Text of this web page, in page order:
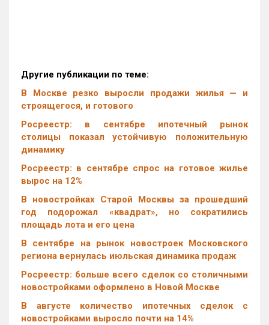
Другие публикации по теме:
В Москве резко выросли продажи жилья — и
строящегося, и готового
Росреестр: в сентябре ипотечный рынок
столицы показал устойчивую положительную
динамику
Росреестр: в сентябре спрос на готовое жилье
вырос на 12%
В новостройках Старой Москвы за прошедший
год подорожал «квадрат», но сократились
площадь лота и его цена
В сентябре на рынок новостроек Московского
региона вернулась июльская динамика продаж
Росреестр: больше всего сделок со столичными
новостройками оформлено в Новой Москве
В августе количество ипотечных сделок с
новостройками выросло почти на 14%